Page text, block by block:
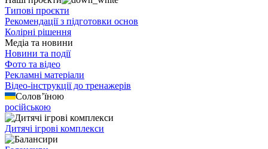
Типові проєкти
Рекомендації з підготовки основ
Колірні рішення
Медіа та новини
Новини та події
Фото та відео
Рекламні матеріали
Відео-інструкції до тренажерів
Солов’їною
російською
Дитячі ігрові комплекси